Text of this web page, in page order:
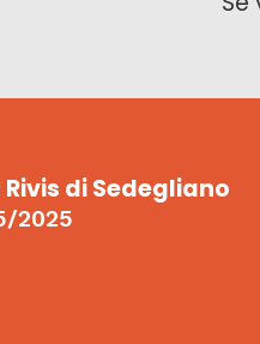
di Sedegliano
2025